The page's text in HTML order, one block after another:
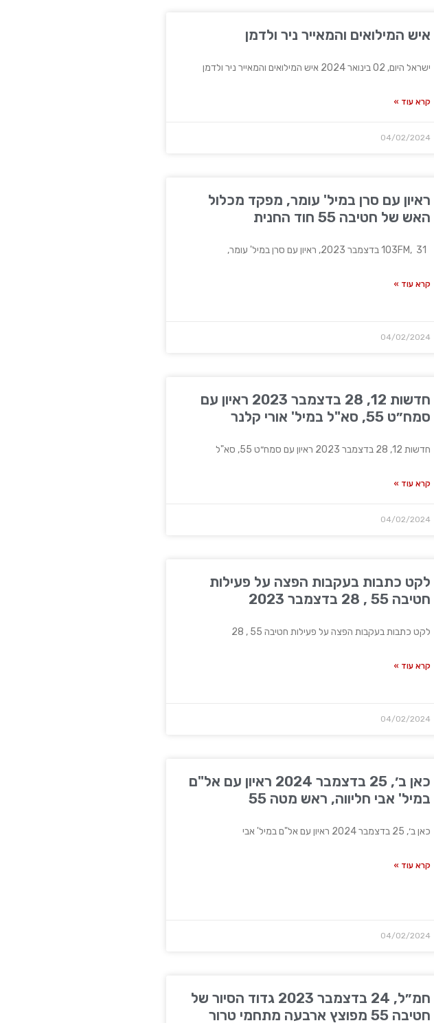
איש המילואים והמאייר ניר ולדמן
ישראל היום, 02 בינואר 2024 איש המילואים והמאייר ניר ולדמן
קרא עוד »
04/02/2024
ראיון עם סרן במיל' עומר, מפקד מכלול
האש של חטיבה 55 חוד החנית
קרא עוד »
04/02/2024
חדשות 12, 28 בדצמבר 2023 ראיון עם
סמח״ט 55, סא"ל במיל' אורי קלנר
חדשות 12, 28 בדצמבר 2023 ראיון עם סמח״ט 55, סא"ל
קרא עוד »
04/02/2024
לקט כתבות בעקבות הפצה על פעילות
חטיבה 55 , 28 בדצמבר 2023
לקט כתבות בעקבות הפצה על פעילות חטיבה 55 , 28
קרא עוד »
04/02/2024
כאן ב׳, 25 בדצמבר 2024 ראיון עם אל"ם
במיל' אבי חליווה, ראש מטה 55
כאן ב׳, 25 בדצמבר 2024 ראיון עם אל"ם במיל' אבי
קרא עוד »
04/02/2024
חמ״ל, 24 בדצמבר 2023 גדוד הסיור של
חטיבה 55 מפוצץ ארבעה מתחמי טרור